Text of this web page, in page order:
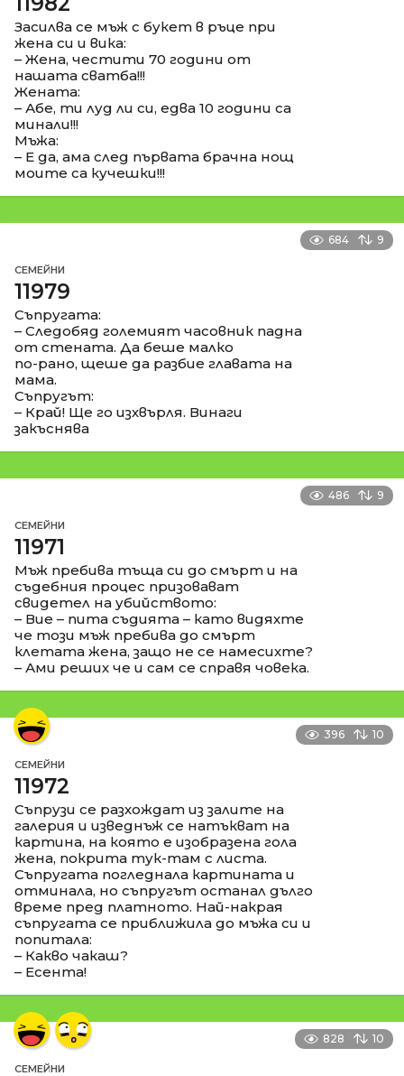
Засилва се мъж с букет в ръце при
жена си и вика:
– Жена, честити 70 години от
нашата сватба!!!
Жената:
– Абе, ти луд ли си, едва 10 години са
минали!!!
Мъжа:
– Е да, ама след първата брачна нощ
моите са кучешки!!!
684 9
СЕМЕЙНИ
11979
Съпругата:
– Следобяд големият часовник падна
от стената. Да беше малко
по-рано, щеше да разбие главата на
мама.
Съпругът:
– Край! Ще го изхвърля. Винаги
закъснява
486 9
СЕМЕЙНИ
11971
Мъж пребива тъща си до смърт и на
съдебния процес призовават
свидетел на убийството:
– Вие – пита съдията – като видяхте
че този мъж пребива до смърт
клетата жена, защо не се намесихте?
– Ами реших че и сам се справя човека.
396 10
СЕМЕЙНИ
11972
Съпрузи се разхождат из залите на
галерия и изведнъж се натъкват на
картина, на която е изобразена гола
жена, покрита тук-там с листа.
Съпругата погледнала картината и
отминала, но съпругът останал дълго
време пред платното. Най-накрая
съпругата се приближила до мъжа си и
попитала:
– Какво чакаш?
– Есента!
828 10
СЕМЕЙНИ